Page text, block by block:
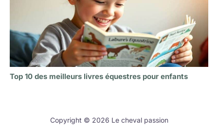
Top 10 des meilleurs livres équestres pour enfants
Copyright © 2026 Le cheval passion